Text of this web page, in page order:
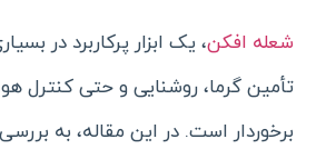
شعله افکن، یک ابزار پرکاربرد در
تأمین گرما، روشنایی و حتی کنترل
برخوردار است. در این مقاله، به